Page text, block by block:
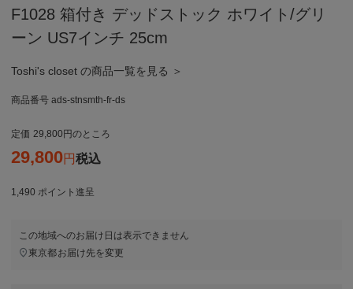
F1028 箱付き デッドストック ホワイト/グリ
ーン US7インチ 25cm
Toshi's closet の商品一覧を見る ＞
商品番号 ads-stnsmth-fr-ds
定価 29,800 のところ
29,800 税込
1,490 ポイント進呈
この地域へのお届け日は表示できません
東京都お届け先を変更